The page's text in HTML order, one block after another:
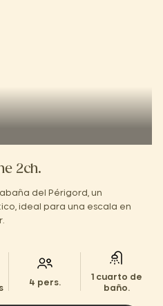
2ch.
del Périgord, un
ideal para una escala en
4 pers.
1 cuarto de
baño.